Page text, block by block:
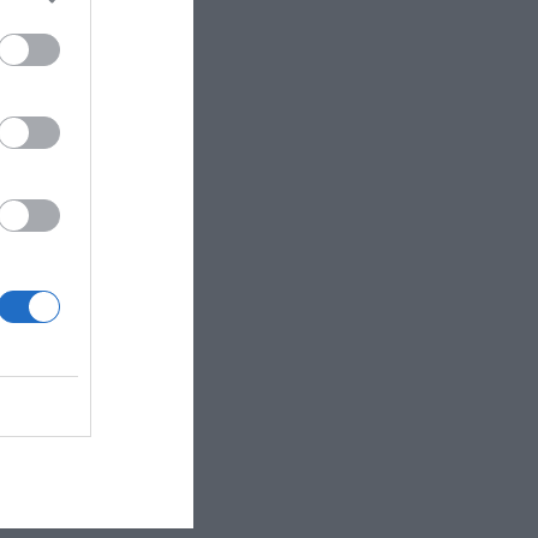
Diano sullo sple..."
di Vial..."
si trova a solo ..."
i profumi del ..."
ferroviaria. G..."